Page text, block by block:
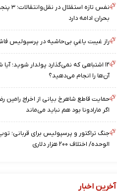
نفس تازه
بحران ادامه دارد
راز غیبت یاغیِ بی‌حاشیه در پرسپولیس
۱۲ اشتباهی که نمی‌گذارد پولدار شوید؛
آن‌ها را انجام می‌دهید؟
حمایت قاطع شاهرخ بیانی از اخراج رامین
اگر مارادونا بود هم نباید می‌ماند
جنگ تراکتور و پرسپولیس برای قربانی؛
الوحده/ اختلاف ۲۰۰ هزار دلاری
آخرین اخبار